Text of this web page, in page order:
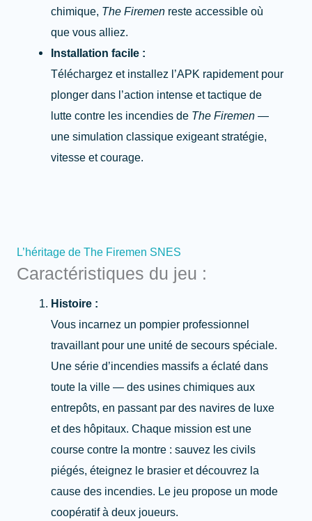
chimique, The Firemen reste accessible où
que vous alliez.
Installation facile :
Téléchargez et installez l’APK rapidement pour
plonger dans l’action intense et tactique de
lutte contre les incendies de The Firemen —
une simulation classique exigeant stratégie,
vitesse et courage.
L’héritage de The Firemen SNES
Caractéristiques du jeu :
Histoire :
Vous incarnez un pompier professionnel
travaillant pour une unité de secours spéciale.
Une série d’incendies massifs a éclaté dans
toute la ville — des usines chimiques aux
entrepôts, en passant par des navires de luxe
et des hôpitaux. Chaque mission est une
course contre la montre : sauvez les civils
piégés, éteignez le brasier et découvrez la
cause des incendies. Le jeu propose un mode
coopératif à deux joueurs.